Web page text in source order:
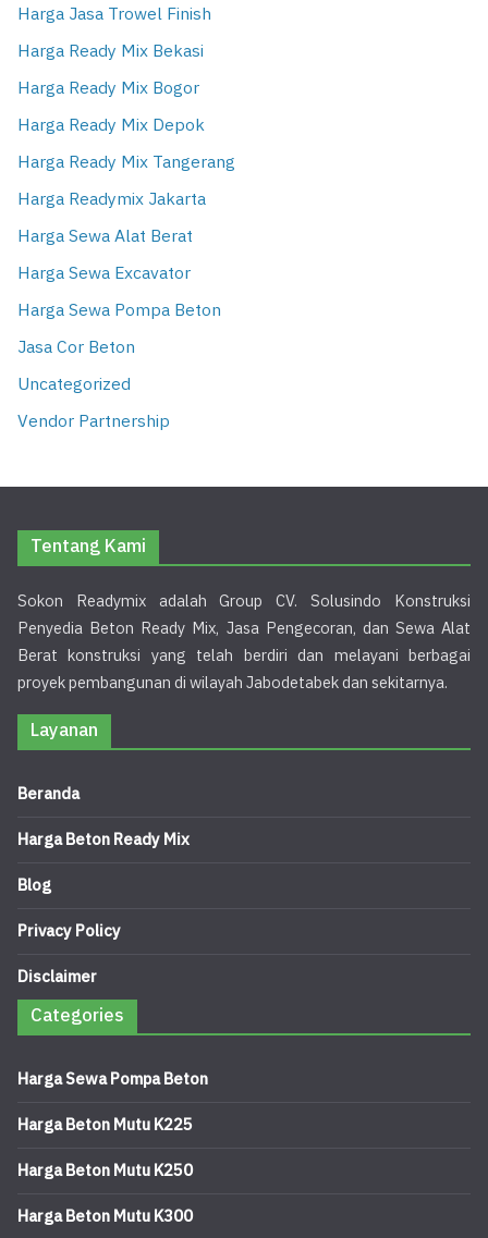
Harga Jasa Trowel Finish
Harga Ready Mix Bekasi
Harga Ready Mix Bogor
Harga Ready Mix Depok
Harga Ready Mix Tangerang
Harga Readymix Jakarta
Harga Sewa Alat Berat
Harga Sewa Excavator
Harga Sewa Pompa Beton
Jasa Cor Beton
Uncategorized
Vendor Partnership
Tentang Kami
Sokon Readymix adalah Group CV. Solusindo Konstruksi
Penyedia Beton Ready Mix, Jasa Pengecoran, dan Sewa Alat
Berat konstruksi yang telah berdiri dan melayani berbagai
proyek pembangunan di wilayah Jabodetabek dan sekitarnya.
Layanan
Beranda
Harga Beton Ready Mix
Blog
Privacy Policy
Disclaimer
Categories
Harga Sewa Pompa Beton
Harga Beton Mutu K225
Harga Beton Mutu K250
Harga Beton Mutu K300